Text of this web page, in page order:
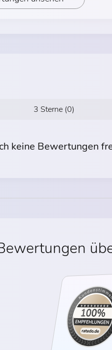
3 Sterne (0)
keine Bewertungen